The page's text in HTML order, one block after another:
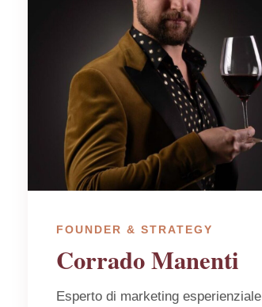
FOUNDER & STRATEGY
Corrado Manenti
Esperto di marketing esperienziale